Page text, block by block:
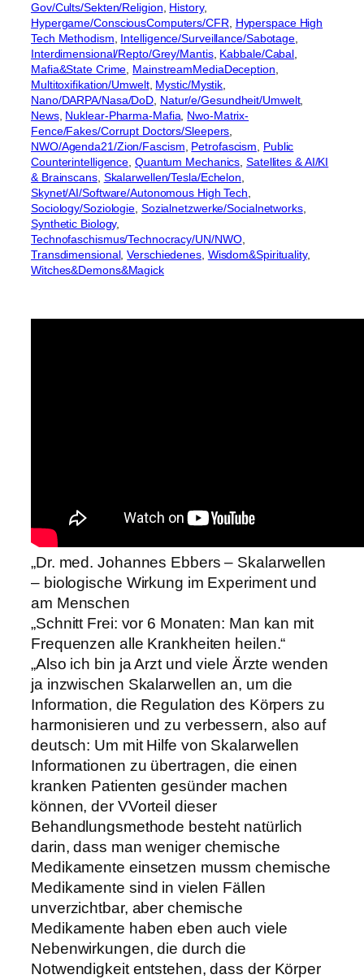
Gov/Cults/Sekten/Religion History
Hypergame/ConsciousComputers/CFR
Hyperspace High
Tech Methodism Intelligence/Surveillance/Sabotage
Interdimensional/Repto/Grey/Mantis, Kabbale/Cabal
Mafia&State Crime MainstreamMediaDeception
Multitoxifikation/Umwelt, Mystic/Mystik
Nano/DARPA/Nasa/DoD Natur/e/Gesundheit/Umwelt
News, Nuklear-Pharma-Mafia Nwo-Matrix-
Fence/Fakes/Corrupt Doctors/Sleepers
NWO/Agenda21/Zion/Fascism Petrofascism
Public
Counterintelligence Quantum Mechanics , Satellites & AI/KI
& Brainscans, Skalarwellen/Tesla/Echelon
Skynet/AI/Software/Autonomous High Tech
Sociology/Soziologie Sozialnetzwerke/Socialnetworks
Synthetic Biology
Technofaschismus/Technocracy/UN/NWO
Transdimensional, Verschiedenes, Wisdom&Spirituality
Witches&Demons&Magick
„Dr. med. Johannes Ebbers – Skalarwellen
– biologische Wirkung im Experiment und
am Menschen
„Schnitt Frei: vor 6 Monaten: Man kan mit
Frequenzen alle Krankheiten heilen.“
„Also ich bin ja Arzt und viele Ärzte wenden
ja inzwischen Skalarwellen an, um die
Information, die Regulation des Körpers zu
harmonisieren und zu verbessern, also auf
deutsch: Um mit Hilfe von Skalarwellen
Informationen zu übertragen, die einen
kranken Patienten gesünder machen
können, der VVorteil dieser
Behandlungsmethode besteht natürlich
darin, dass man weniger chemische
Medikamente einsetzen mussm chemische
Medikamente sind in vielen Fällen
unverzichtbar, aber chemische
Medikamente haben eben auch viele
Nebenwirkungen, die durch die
Notwendigkeit entstehen, dass der Körper